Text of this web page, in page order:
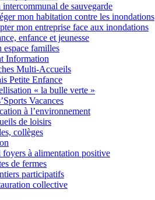
intercommunal de sauvegarde
mon habitation contre les inondations
mon entreprise face aux inondations
enfance et jeunesse
espace familles
Information
Multi-Accueils
Petite Enfance
« la bulle verte »
Vacances
à l’environnement
de loisirs
collèges
à alimentation positive
de fermes
participatifs
collective